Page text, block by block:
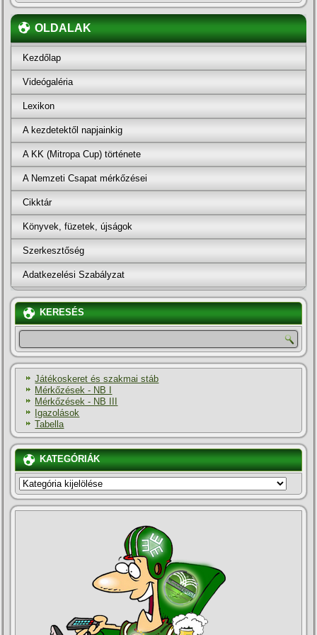
OLDALAK
Kezdőlap
Videógaléria
Lexikon
A kezdetektől napjainkig
A KK (Mitropa Cup) története
A Nemzeti Csapat mérkőzései
Cikktár
Könyvek, füzetek, újságok
Szerkesztőség
Adatkezelési Szabályzat
KERESÉS
Játékoskeret és szakmai stáb
Mérkőzések - NB I
Mérkőzések - NB III
Igazolások
Tabella
KATEGÓRIÁK
KATEGÓRIÁK